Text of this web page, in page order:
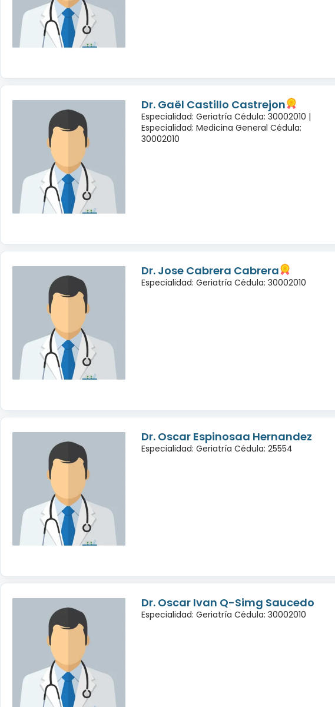
Dr. Gaël Castillo Castrejon
Especialidad: Geriatría Cédula: 30002010 |
Especialidad: Medicina General Cédula:
30002010
Dr. Jose Cabrera Cabrera
Especialidad: Geriatría Cédula: 30002010
Dr. Oscar Espinosaa Hernandez
Especialidad: Geriatría Cédula: 25554
Dr. Oscar Ivan Q-Simg Saucedo
Especialidad: Geriatría Cédula: 30002010